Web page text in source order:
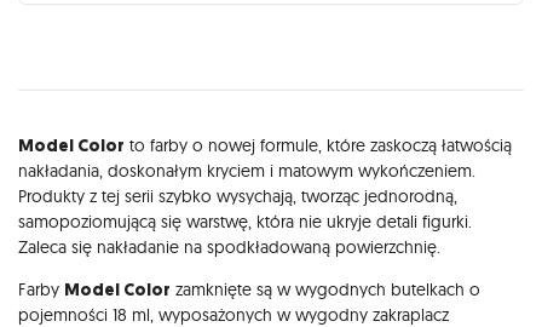
Opis
Model Color to farby o nowej formule, które zaskoczą łatwością
nakładania, doskonałym kryciem i matowym wykończeniem.
Produkty z tej serii szybko wysychają, tworząc jednorodną,
samopoziomującą się warstwę, która nie ukryje detali figurki.
Zaleca się nakładanie na spodkładowaną powierzchnię.
Farby Model Color zamknięte są w wygodnych butelkach o
pojemności 18 ml, wyposażonych w wygodny zakraplacz